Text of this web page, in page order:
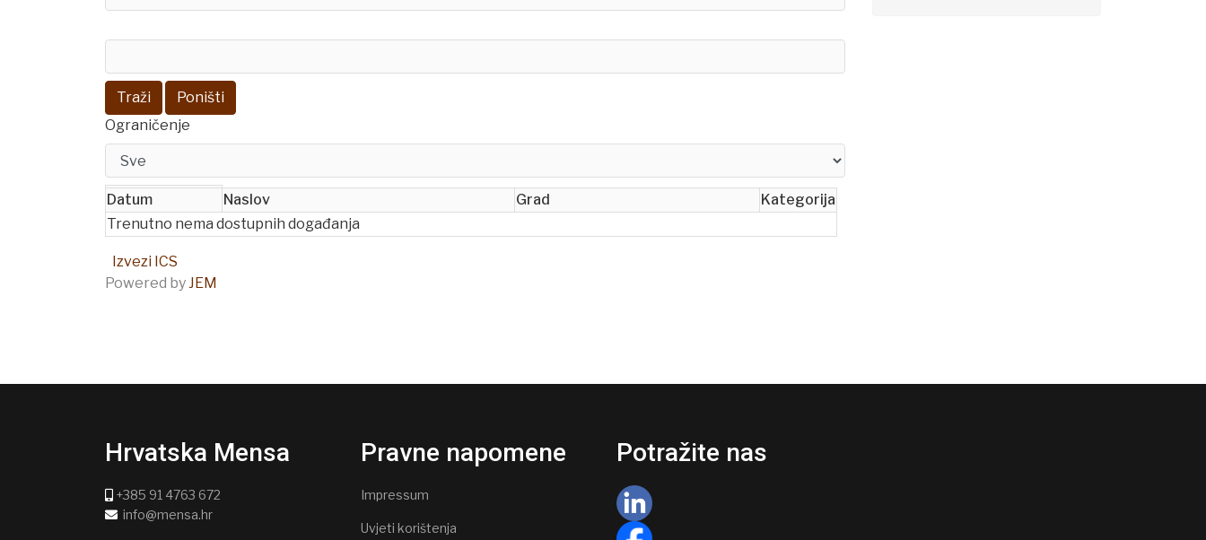
Traži
Poništi
Ograničenje
Datum Naslov Grad
Kategorija
Trenutno nema dostupnih događanja
Izvezi ICS
Powered byJEM
Hrvatska Mensa
+385 91 4763 672
info@mensa.hr
Pravne napomene
Impressum
Uvjeti korištenja
Potražite nas